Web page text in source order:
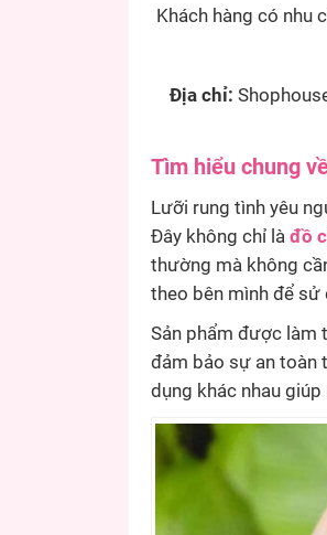
Khách hàng có nhu
Địa chỉ:
Tìm hiểu chung
Lưỡi rung tình yêu
Đây không chỉ là đồ
thường mà không
theo bên mình để sử
Sản phẩm được làm
đảm bảo sự an toàn
dụng khác nhau